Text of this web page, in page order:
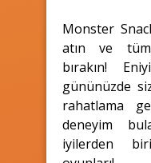
Monster
atın ve
bırakın!
gününüzde
rahatlama
deneyim
iyilerden